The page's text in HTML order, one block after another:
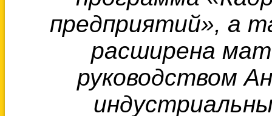
предприятий», а
расширена
руководством